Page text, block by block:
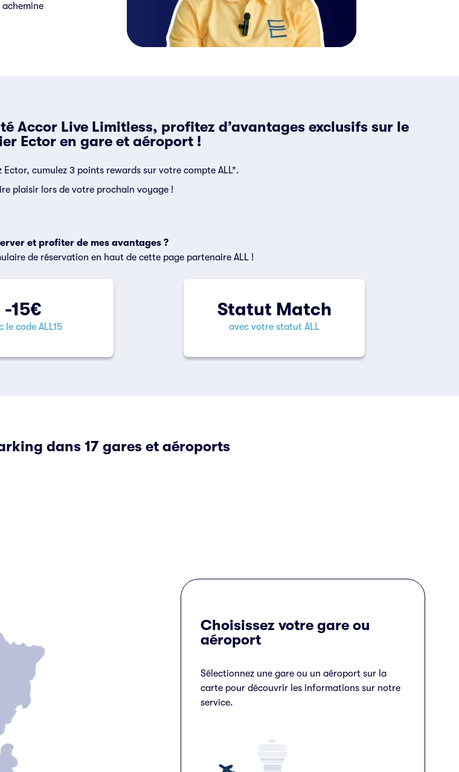
Accor Live Limitless, profitez d’avantages exclusifs sur le
Ector en gare et aéroport !
Ector, cumulez 3 points rewards sur votre compte ALL*.
plaisir lors de votre prochain voyage !
et profiter de mes avantages ?
de réservation en haut de cette page partenaire ALL !
-15€
le code ALL15
Statut Match
avec votre statut ALL
dans 17 gares et aéroports
Choisissez votre gare ou
aéroport
Sélectionnez une gare ou un aéroport sur la
carte pour découvrir les informations sur notre
service.